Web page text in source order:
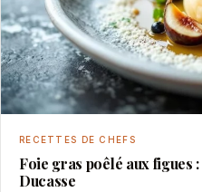
RECETTES DE CHEFS
Foie gras poêlé aux figues
Ducasse